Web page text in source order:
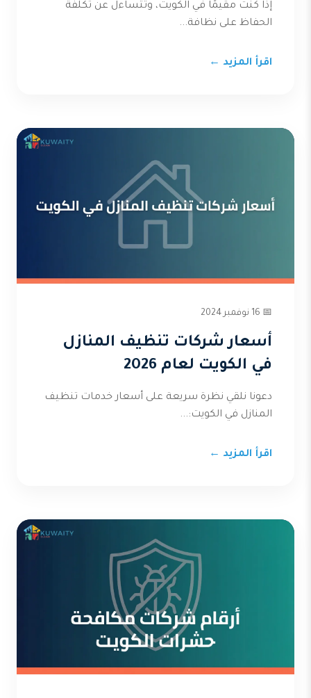
إذا كنت مقيمًا في الكويت، وتتساءل عن تكلفة
الحفاظ على نظافة...
اقرأ المزيد ←
📅 16 نوفمبر 2024
أسعار شركات تنظيف المنازل
في الكويت لعام 2026
دعونا نلقي نظرة سريعة على أسعار خدمات تنظيف
المنازل في الكويت:...
اقرأ المزيد ←